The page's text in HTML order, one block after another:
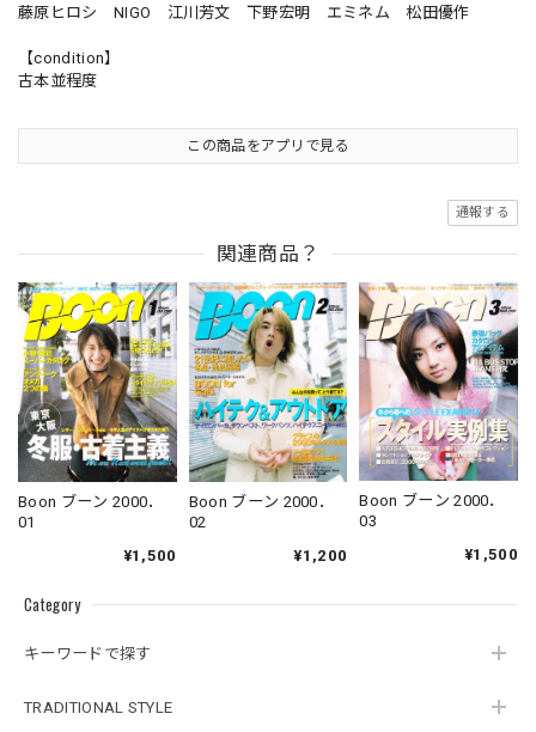
Category
キーワードで探す
TRADITIONAL STYLE
藤原ヒロシ NIGO 江川芳文 下野宏明 エミネム 松田優作
【condition】
古本並程度
この商品をアプリで見る
通報する
関連商品？
Boon ブーン 2000．
01
¥1,500
Boon ブーン 2000．
02
¥1,200
Boon ブーン 2000．
03
¥1,500